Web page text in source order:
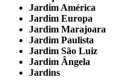
Jardim América
Jardim Europa
Jardim Marajoara
Jardim Paulista
Jardim São Luiz
Jardim Ângela
Jardins